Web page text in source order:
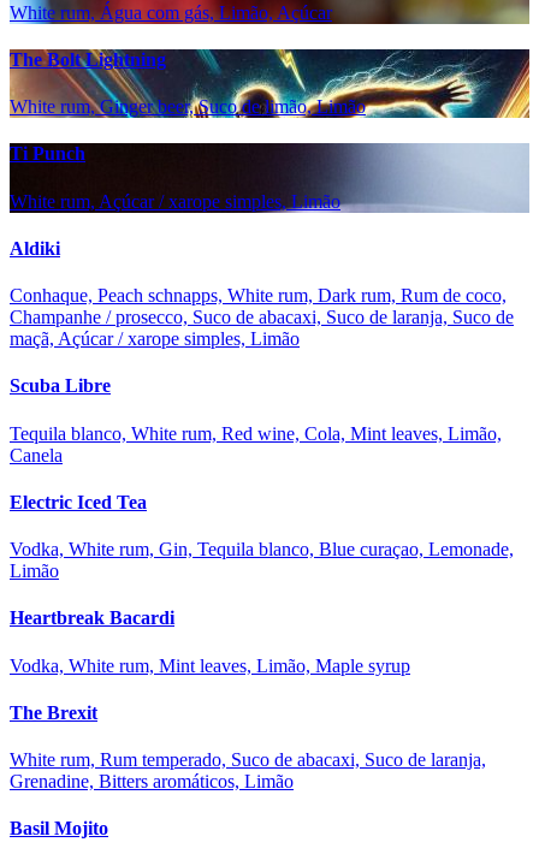
White rum, Água com gás, Limão, Açúcar
The Bolt Lightning
White rum, Ginger beer, Suco de limão, Limão
Ti Punch
White rum, Açúcar / xarope simples, Limão
Aldiki
Conhaque, Peach schnapps, White rum, Dark rum, Rum de coco,
Champanhe / prosecco, Suco de abacaxi, Suco de laranja, Suco de
maçã, Açúcar / xarope simples, Limão
Scuba Libre
Tequila blanco, White rum, Red wine, Cola, Mint leaves, Limão,
Canela
Electric Iced Tea
Vodka, White rum, Gin, Tequila blanco, Blue curaçao, Lemonade,
Limão
Heartbreak Bacardi
Vodka, White rum, Mint leaves, Limão, Maple syrup
The Brexit
White rum, Rum temperado, Suco de abacaxi, Suco de laranja,
Grenadine, Bitters aromáticos, Limão
Basil Mojito